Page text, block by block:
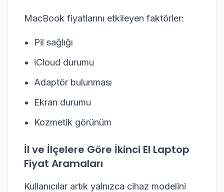
MacBook fiyatlarını etkileyen faktörler:
Pil sağlığı
iCloud durumu
Adaptör bulunması
Ekran durumu
Kozmetik görünüm
İl ve İlçelere Göre İkinci El Laptop
Fiyat Aramaları
Kullanıcılar artık yalnızca cihaz modelini